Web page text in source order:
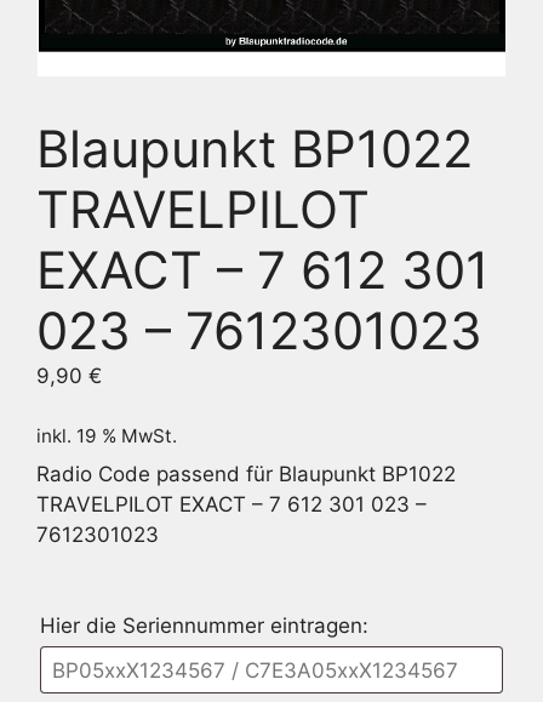
Blaupunkt BP1022
TRAVELPILOT
EXACT – 7 612 301
023 – 7612301023
9,90 €
inkl. 19 % MwSt.
Radio Code passend für Blaupunkt BP1022
TRAVELPILOT EXACT – 7 612 301 023 –
7612301023
Hier die Seriennummer eintragen: